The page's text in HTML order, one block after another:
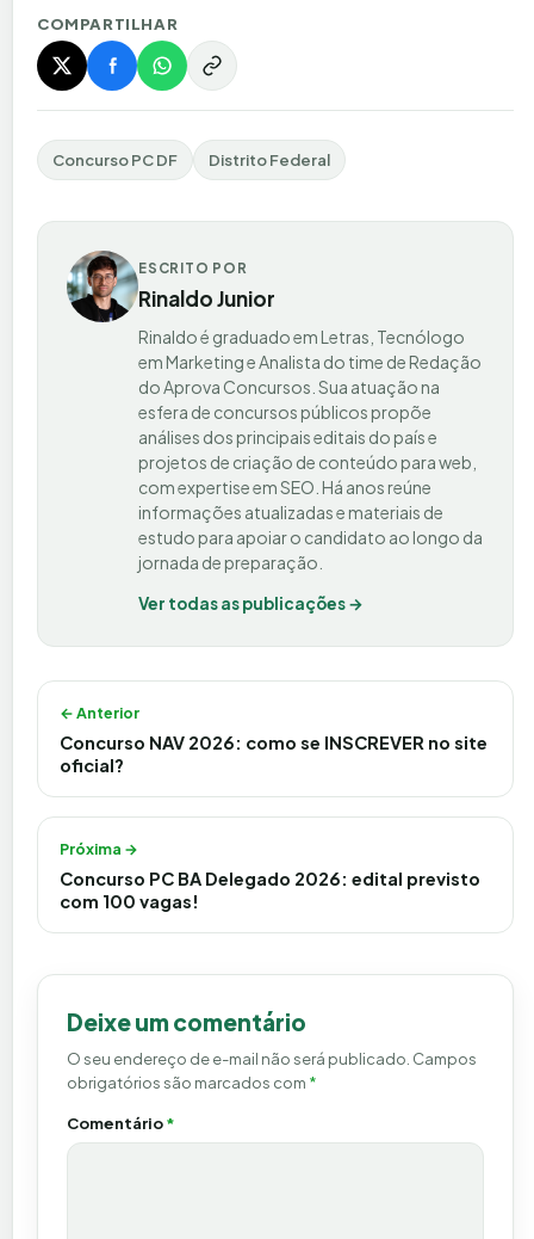
COMPARTILHAR
Concurso PC DF Distrito Federal
ESCRITO POR
Rinaldo Junior
Rinaldo é graduado em Letras, Tecnólogo
em Marketing e Analista do time de Redação
do Aprova Concursos. Sua atuação na
esfera de concursos públicos propõe
análises dos principais editais do país e
projetos de criação de conteúdo para web,
com expertise em SEO. Há anos reúne
informações atualizadas e materiais de
estudo para apoiar o candidato ao longo da
jornada de preparação.
Ver todas as publicações →
Navegação de Post
← Anterior
Concurso NAV 2026: como se INSCREVER no site
oficial?
Próxima →
Concurso PC BA Delegado 2026: edital previsto
com 100 vagas!
Deixe um comentário
O seu endereço de e-mail não será publicado. Campos
obrigatórios são marcados com *
Comentário*